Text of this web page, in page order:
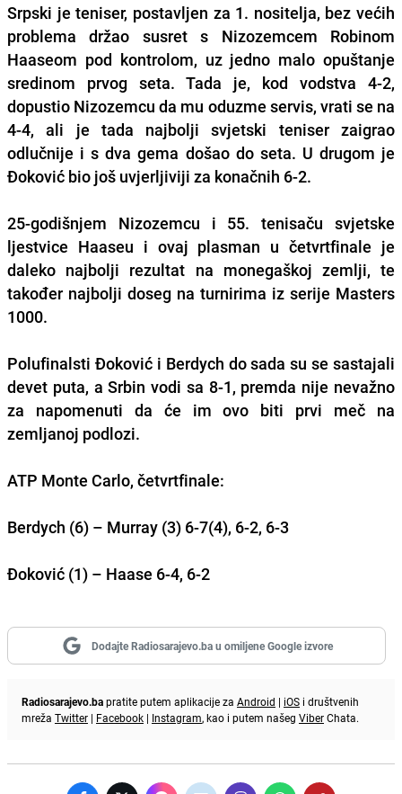
Srpski je teniser, postavljen za 1. nositelja, bez većih
problema držao susret s Nizozemcem Robinom
Haaseom pod kontrolom, uz jedno malo opuštanje
sredinom prvog seta. Tada je, kod vodstva 4-2,
dopustio Nizozemcu da mu oduzme servis, vrati se na
4-4, ali je tada najbolji svjetski teniser zaigrao
odlučnije i s dva gema došao do seta. U drugom je
Đoković bio još uvjerljiviji za konačnih 6-2.
25-godišnjem Nizozemcu i 55. tenisaču svjetske
ljestvice Haaseu i ovaj plasman u četvrtfinale je
daleko najbolji rezultat na monegaškoj zemlji, te
također najbolji doseg na turnirima iz serije Masters
1000.
Polufinalsti Đoković i Berdych do sada su se sastajali
devet puta, a Srbin vodi sa 8-1, premda nije nevažno
za napomenuti da će im ovo biti prvi meč na
zemljanoj podlozi.
ATP Monte Carlo, četvrtfinale:
Berdych (6) – Murray (3) 6-7(4), 6-2, 6-3
Đoković (1) – Haase 6-4, 6-2
Dodajte Radiosarajevo.ba u omiljene Google izvore
Radiosarajevo.bapratite putem aplikacije za Android | iOS i društvenih
mreža Twitter | Facebook | Instagram, kao i putem našeg ViberChata.